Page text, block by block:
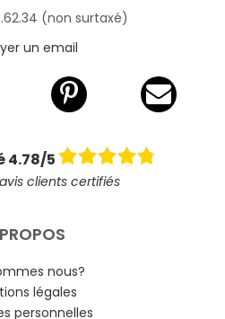
(non surtaxé)
un email
4.78/5
clients certifiés
nous?
légales
personnelles